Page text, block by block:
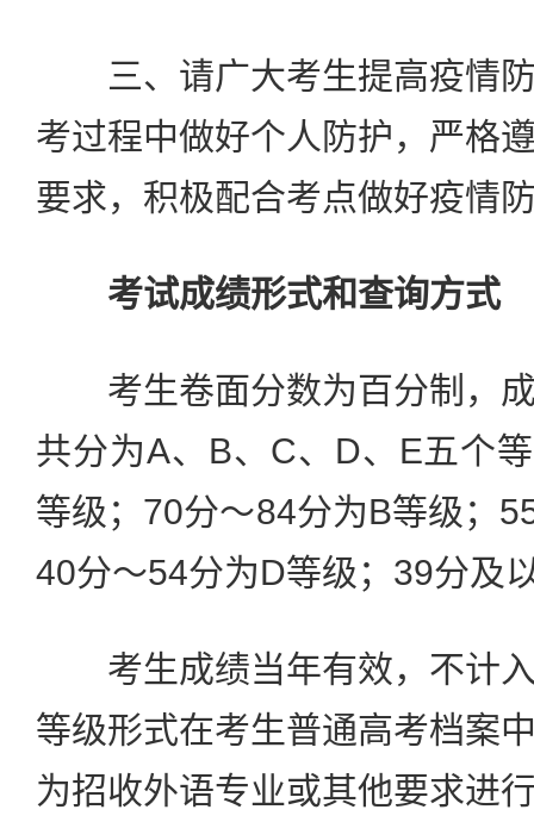
三、请广大考生提高疫情防
考过程中做好个人防护，严格
要求，积极配合考点做好疫情
考试成绩形式和查询方式
考生卷面分数为百分制，成
共分为A、B、C、D、E五个
等级；70分～84分为B等级；
40分～54分为D等级；39分及
考生成绩当年有效，不计入
等级形式在考生普通高考档案
为招收外语专业或其他要求进